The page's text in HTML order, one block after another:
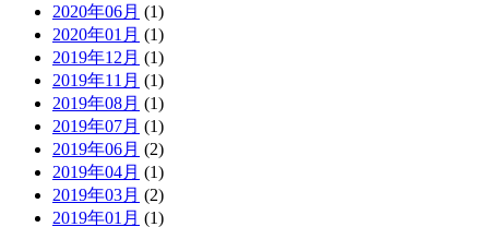
2020年06月 (1)
2020年01月 (1)
2019年12月 (1)
2019年11月 (1)
2019年08月 (1)
2019年07月 (1)
2019年06月 (2)
2019年04月 (1)
2019年03月 (2)
2019年01月 (1)